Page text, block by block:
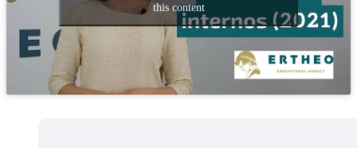
this content